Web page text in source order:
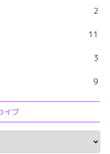
2
11
3
9
イブ